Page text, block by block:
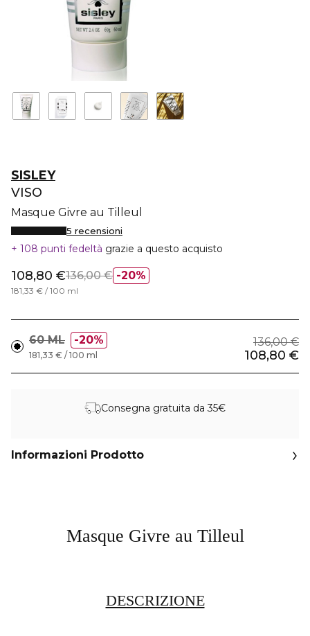
SISLEY
VISO
Masque Givre au Tilleul
5 recensioni
108 punti fedeltà grazie a questo acquisto
20%
108,80 €136,00 €
181,33 € / 100 ml
60 ML 20% 136,00 €
108,80 €
181,33 € / 100 ml
Consegna gratuita da 35€
Informazioni Prodotto
Masque Givre au Tilleul
DESCRIZIONE